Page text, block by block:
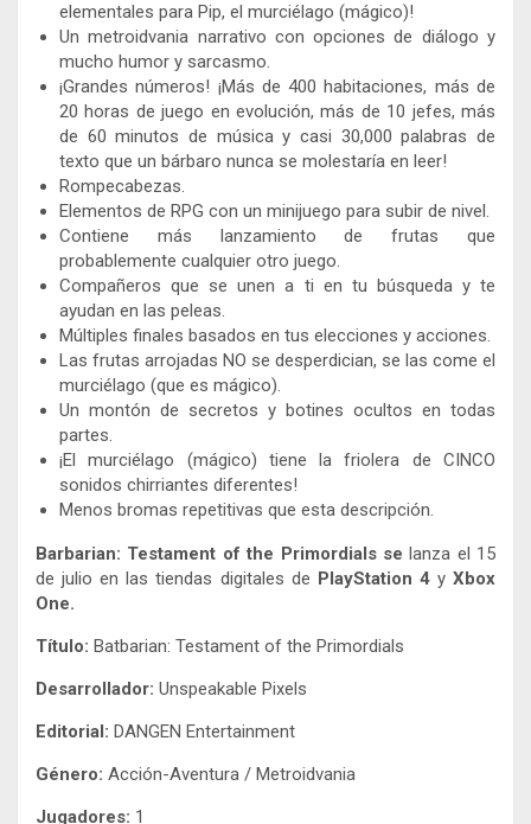
elementales para Pip, el murciélago (mágico)!
Un metroidvania narrativo con opciones de diálogo y
mucho humor y sarcasmo.
¡Grandes números! ¡Más de 400 habitaciones, más de
20 horas de juego en evolución, más de 10 jefes, más
de 60 minutos de música y casi 30,000 palabras de
texto que un bárbaro nunca se molestaría en leer!
Rompecabezas.
Elementos de RPG con un minijuego para subir de nivel.
Contiene más lanzamiento de frutas que
probablemente cualquier otro juego.
Compañeros que se unen a ti en tu búsqueda y te
ayudan en las peleas.
Múltiples finales basados ​​en tus elecciones y acciones.
Las frutas arrojadas NO se desperdician, se las come el
murciélago (que es mágico).
Un montón de secretos y botines ocultos en todas
partes.
¡El murciélago (mágico) tiene la friolera de CINCO
sonidos chirriantes diferentes!
Menos bromas repetitivas que esta descripción.
Barbarian: Testament of the Primordials se lanza el 15
de julio en las tiendas digitales de PlayStation 4yXbox
One.
Título: Batbarian: Testament of the Primordials
Desarrollador: Unspeakable Pixels
Editorial: DANGEN Entertainment
Género: Acción-Aventura / Metroidvania
Jugadores: 1